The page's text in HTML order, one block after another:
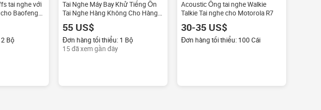
tai nghe với
Baofeng
Bộ
Tai Nghe Máy Bay Khử Tiếng Ồn
Tai Nghe Hàng Không Cho Hàng
Không Thông Thường
55 US$
Đơn hàng tối thiểu: 1 Bộ
15 đã xem gần đây
Acoustic Ống tai nghe Walkie
Talkie Tai nghe cho Motorola R7
30-35 US$
Đơn hàng tối thiểu: 100 Cái